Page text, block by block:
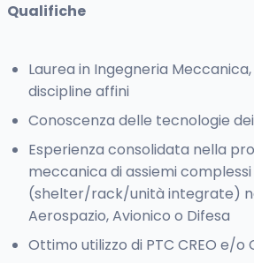
Qualifiche
Laurea in Ingegneria
discipline affini
Conoscenza delle tecnologie
Esperienza consolidata nella
meccanica di assiemi complessi
(shelter/rack/unità integrate)
Aerospazio, Avionico o Difesa
Ottimo utilizzo di PTC CREO e/o